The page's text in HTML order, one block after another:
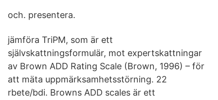
och. presentera.
jämföra TriPM, som är ett
självskattningsformulär, mot expertskattningar
av Brown ADD Rating Scale (Brown, 1996) – för
att mäta uppmärksamhetsstörning. 22
rbete/bdi. Browns ADD scales är ett